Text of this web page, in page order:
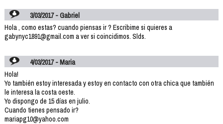
3/03/2017 - Gabriel
Hola , como estas? cuando piensas ir ? Escribime si quieres a
gabynyc1891@gmail.com a ver si coincidimos. Slds.
4/03/2017 - Maria
Hola!
Yo también estoy interesada y estoy en contacto con otra chica que también
le interesa la costa oeste.
Yo dispongo de 15 días en julio.
Cuando tienes pensado ir?
mariapg10@yahoo.com